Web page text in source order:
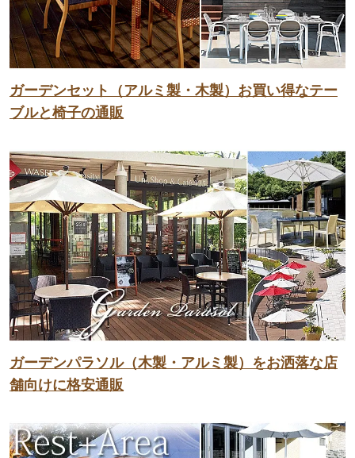
ガーデンセット（アルミ製・木製）お買い得なテー
ブルと椅子の通販
ガーデンパラソル（木製・アルミ製）をお洒落な店
舗向けに格安通販